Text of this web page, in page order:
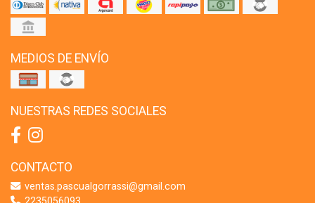
MEDIOS DE ENVÍO
NUESTRAS REDES SOCIALES
CONTACTO
ventas.pascualgorrassi@gmail.com